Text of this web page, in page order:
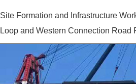
Site Formation and Infrastructure
Loop and Western Connection Road